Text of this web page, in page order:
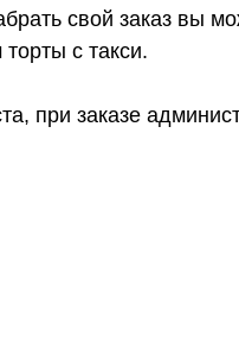
свой заказ вы
с такси.
при заказе